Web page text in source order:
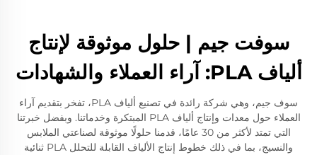
سوفت جيم | حلول موثوقة لإنتاج
ألياف PLA: آراء العملاء والشهادات
سوف جيم، وهي شركة رائدة في تصنيع ألياف PLA، تفخر بتقديم آراء
العملاء حول معدات وإنتاج ألياف PLA المبتكرة وخدماتنا. وبفضل خبرتنا
التي تمتد لأكثر من 30 عامًا، قدمنا حلولًا موثوقة لصناعتي الملابس
والنسيج، بما في ذلك خطوط إنتاج الألياف القابلة للتحلل PLA ثنائية